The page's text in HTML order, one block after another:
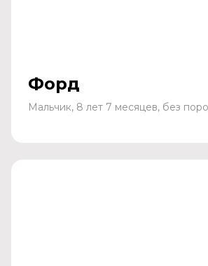
Форд
Мальчик, 8 лет 7 месяцев, без